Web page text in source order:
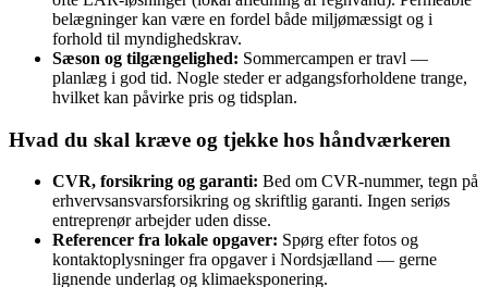
belægninger kan være en fordel både miljømæssigt og i
forhold til myndighedskrav.
Sæson og tilgængelighed: Sommercampen er travl —
planlæg i god tid. Nogle steder er adgangsforholdene trange,
hvilket kan påvirke pris og tidsplan.
Hvad du skal kræve og tjekke hos håndværkeren
CVR, forsikring og garanti: Bed om CVR‑nummer, tegn på
erhvervsansvarsforsikring og skriftlig garanti. Ingen seriøs
entreprenør arbejder uden disse.
Referencer fra lokale opgaver: Spørg efter fotos og
kontaktoplysninger fra opgaver i Nordsjælland — gerne
lignende underlag og klimaeksponering.